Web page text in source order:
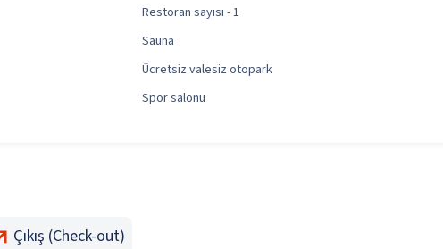
Restoran sayısı - 1
Sauna
Ücretsiz valesiz otopark
Spor salonu
Çıkış (Check-out)